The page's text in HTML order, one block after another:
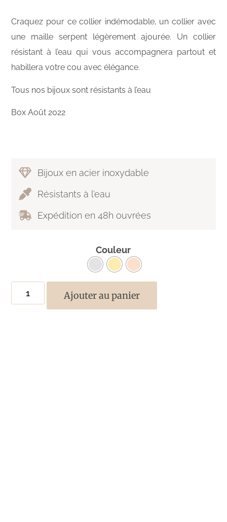
Craquez pour ce collier indémodable, un collier avec
une maille serpent légèrement ajourée. Un collier
résistant à l’eau qui vous accompagnera partout et
habillera votre cou avec élégance.
Tous nos bijoux sont résistants à l’eau
Box Août 2022
Bijoux en acier inoxydable
Résistants à l’eau
Expédition en 48h ouvrées
Couleur
Ajouter au panier